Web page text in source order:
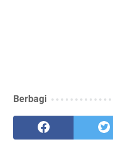
Berbagi